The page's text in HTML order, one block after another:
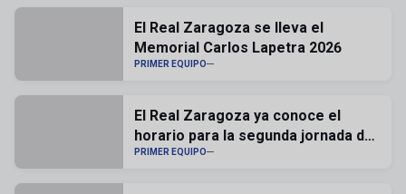
El Real Zaragoza se lleva el
Memorial Carlos Lapetra 2026
PRIMER EQUIPO
El Real Zaragoza ya conoce el
horario para la segunda jornada de
liga
PRIMER EQUIPO